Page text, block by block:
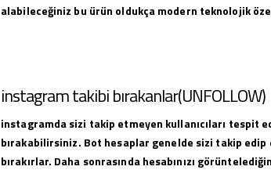
alabileceğiniz bu ürün oldukça modern teknolojik
instagram takibi bırakanlar(UNFOLLOW)
instagramda sizi takip etmeyen kullanıcıları tespit
bırakabilirsiniz. Bot hesaplar genelde sizi takip edip
bırakırlar. Daha sonrasında hesabınızı